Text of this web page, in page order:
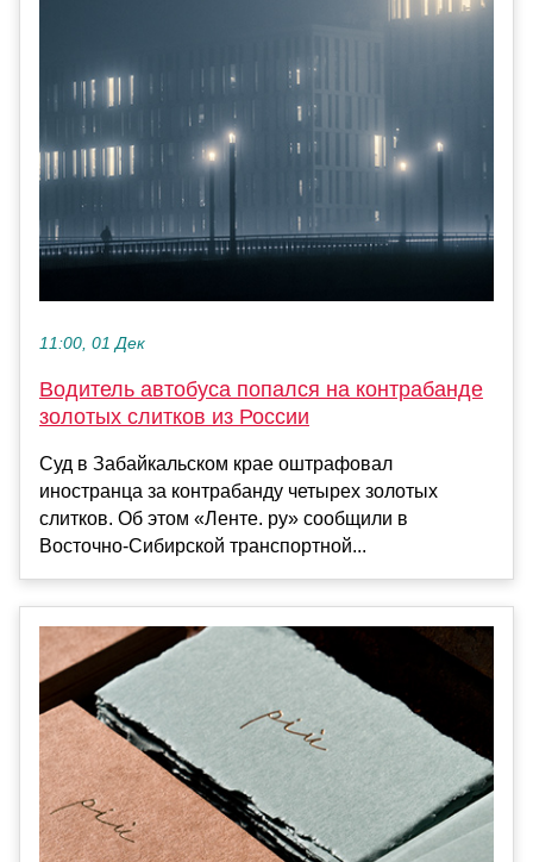
11:00, 01 Дек
Водитель автобуса попался на контрабанде
золотых слитков из России
Суд в Забайкальском крае оштрафовал
иностранца за контрабанду четырех золотых
слитков. Об этом «Ленте. ру» сообщили в
Восточно-Сибирской транспортной...